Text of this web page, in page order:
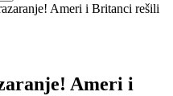
Ameri i Britanci rešili
Ameri i